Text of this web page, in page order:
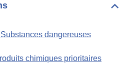
dangereuses
chimiques prioritaires